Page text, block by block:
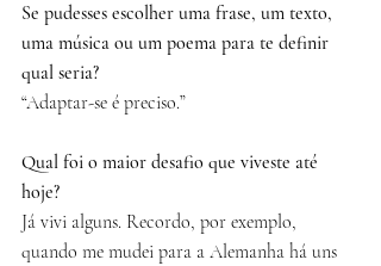
Se pudesses escolher uma frase, um texto,
uma música ou um poema para te definir
qual seria?
“Adaptar-se é preciso.”
Qual foi o maior desafio que viveste até
hoje?
Já vivi alguns. Recordo, por exemplo,
quando me mudei para a Alemanha há uns